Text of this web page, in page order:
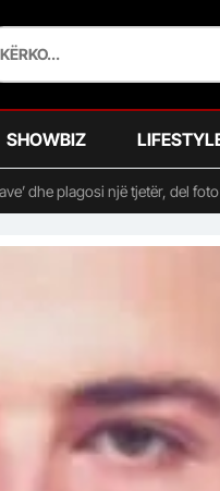
SHOWBIZ
dhe plagosi një tjetër, del